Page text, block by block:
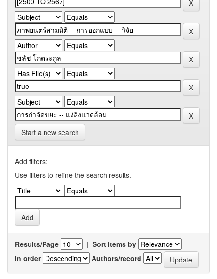
Start a new search
Add filters:
Use filters to refine the search results.
Results/Page | Sort items by
In order
Authors/record